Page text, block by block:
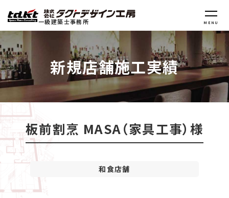
一級建築士事務所 MENU
新規店舗施工実績
板前割烹 MASA（家具工事）様
和食店舗